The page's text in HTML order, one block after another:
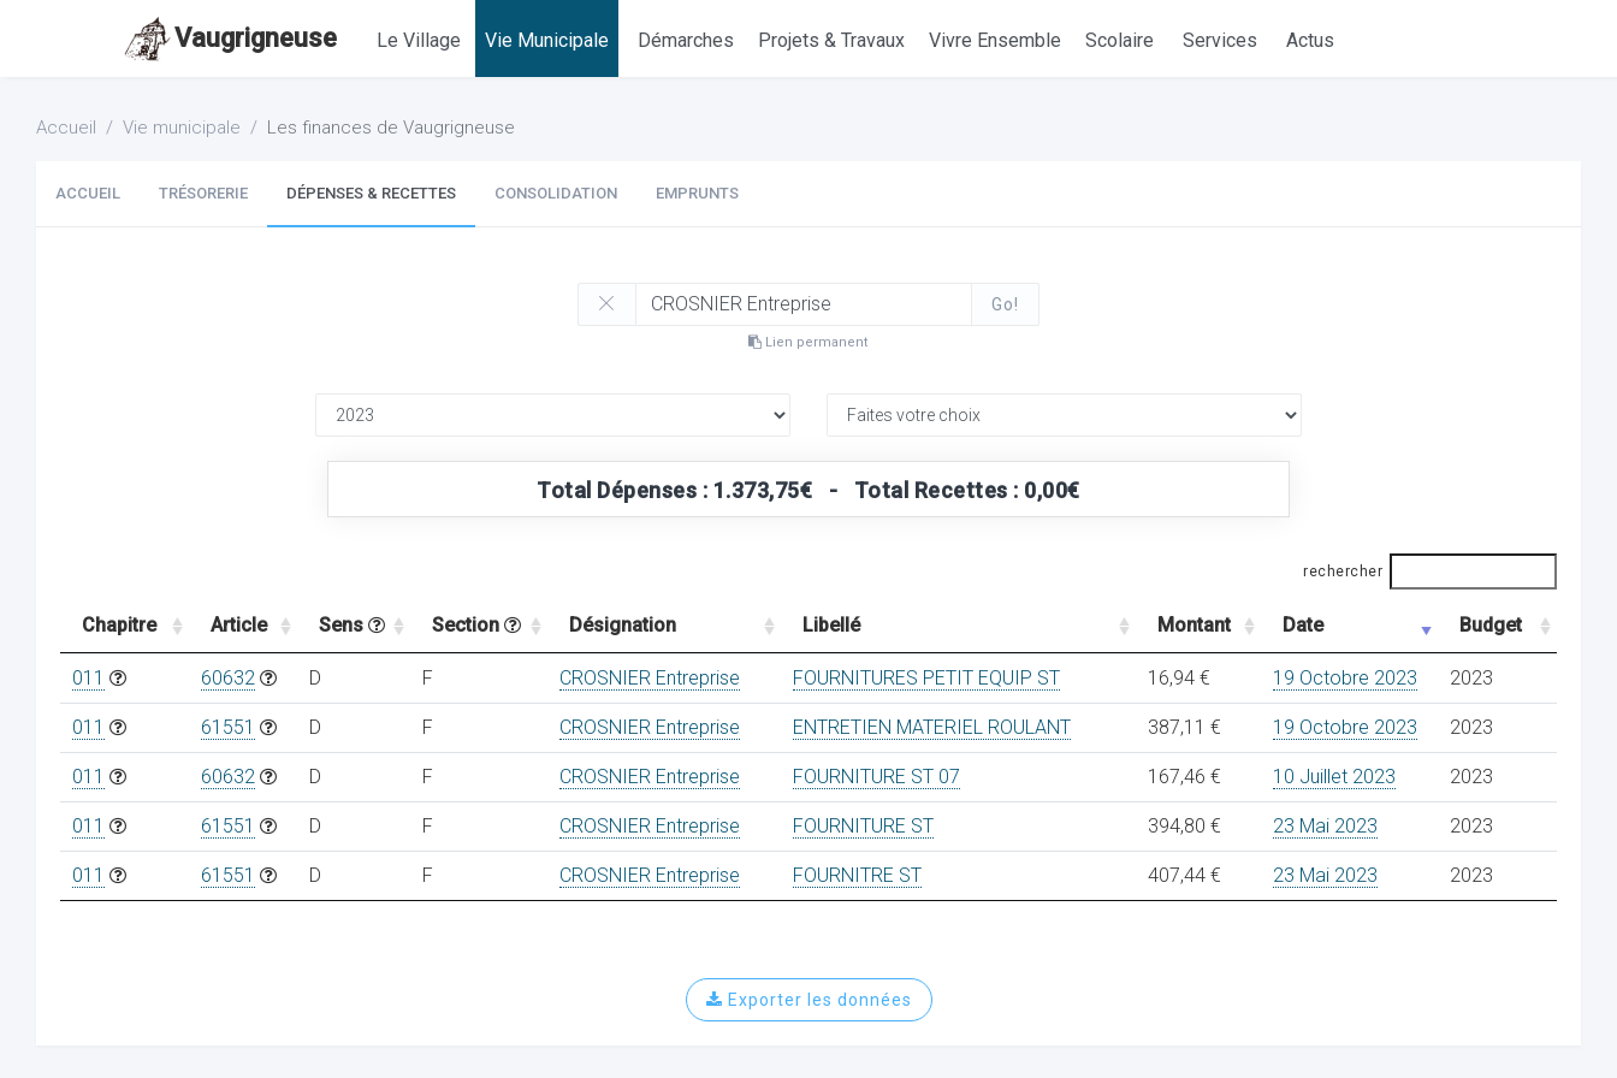
Vaugrigneuse Le Village Vie Municipale Démarches Projets & Travaux Vivre Ensemble Scolaire Services Actus
Accueil Vie municipale Les finances de Vaugrigneuse
ACCUEIL TRÉSORERIE DÉPENSES & RECETTES CONSOLIDATION EMPRUNTS
Go!
Lien permanent
Total Dépenses : 1.373,75€ - Total Recettes : 0,00€
rechercher
Chapitre Article Sens Section Désignation Libellé Montant Date Budget
011 60632 D F CROSNIER Entreprise FOURNITURES PETIT EQUIP ST 16,94 € 19 Octobre 2023 2023
011 61551 D F CROSNIER Entreprise ENTRETIEN MATERIEL ROULANT 387,11 € 19 Octobre 2023 2023
011 60632 D F CROSNIER Entreprise FOURNITURE ST 07 167,46 € 10 Juillet 2023 2023
011 61551 D F CROSNIER Entreprise FOURNITURE ST 394,80 € 23 Mai 2023 2023
011 61551 D F CROSNIER Entreprise FOURNITRE ST 407,44 € 23 Mai 2023 2023
Exporter les données